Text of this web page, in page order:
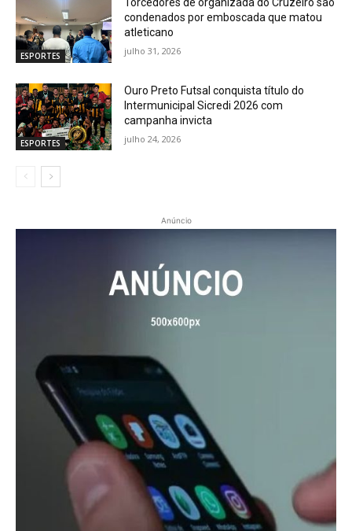
ESPORTES
condenados por emboscada que matou
atleticano
julho 31, 2026
ESPORTES
Ouro Preto Futsal conquista título do
Intermunicipal Sicredi 2026 com
campanha invicta
julho 24, 2026
Anúncio